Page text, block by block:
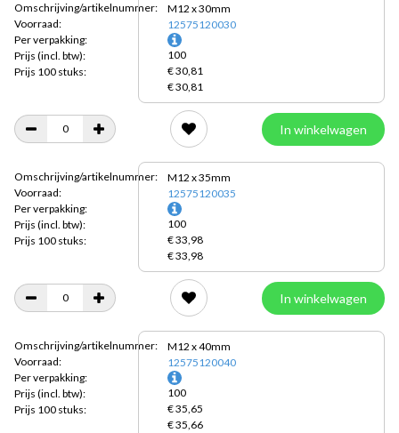
Omschrijving/artikelnummer:
Voorraad:
Per verpakking:
Prijs (incl. btw):
Prijs 100 stuks:
M12 x 30mm
12575120030
100
€ 30,81
€ 30,81
In winkelwagen
Omschrijving/artikelnummer:
Voorraad:
Per verpakking:
Prijs (incl. btw):
Prijs 100 stuks:
M12 x 35mm
12575120035
100
€ 33,98
€ 33,98
In winkelwagen
Omschrijving/artikelnummer:
Voorraad:
Per verpakking:
Prijs (incl. btw):
Prijs 100 stuks:
M12 x 40mm
12575120040
100
€ 35,65
€ 35,66